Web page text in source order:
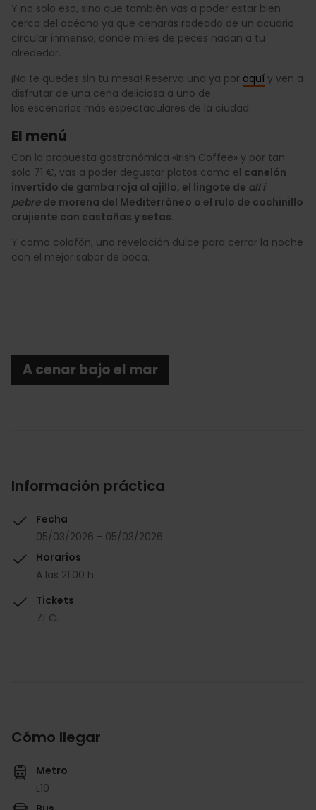
Y no solo eso, sino que también vas a poder estar bien
cerca del océano ya que cenarás rodeado de un acuario
circular inmenso, donde miles de peces nadan a tu
alrededor.
¡No te quedes sin tu mesa! Reserva una ya por aquí y ven a
disfrutar de una cena deliciosa a uno de
los escenarios más espectaculares de la ciudad.
El menú
Con la propuesta gastronómica «Irish Coffee» y por tan
solo 71 €, vas a poder degustar platos como el canelón
invertido de gamba roja al ajillo, el lingote de all i
pebre de morena del Mediterráneo o el rulo de cochinillo
crujiente con castañas y setas.
Y como colofón, una revelación dulce para cerrar la noche
con el mejor sabor de boca.
A cenar bajo el mar
Información práctica
Fecha
05/03/2026 - 05/03/2026
Horarios
A las 21:00 h.
Tickets
71 €.
Cómo llegar
Metro
L10